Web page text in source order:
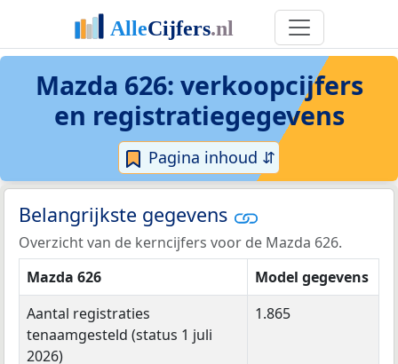
Mazda 626: verkoopcijfers
en registratiegegevens
Pagina inhoud ⇵
Belangrijkste gegevens
Overzicht van de kerncijfers voor de Mazda 626.
Mazda 626
Model gegevens
Aantal registraties
tenaamgesteld (status 1 juli
2026)
1.865